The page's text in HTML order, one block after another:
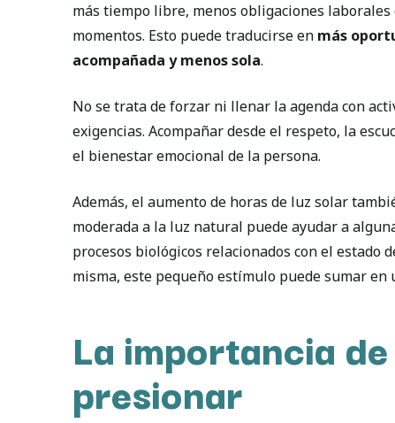
más tiempo libre, menos obligaciones
momentos. Esto puede traducirse en más
acompañada y menos sola.
No se trata de forzar ni llenar la agenda con
exigencias. Acompañar desde el respeto, la
el bienestar emocional de la persona.
Además, el aumento de horas de luz solar
moderada a la luz natural puede ayudar a
procesos biológicos relacionados con el estado
misma, este pequeño estímulo puede sumar en
La importancia
presionar